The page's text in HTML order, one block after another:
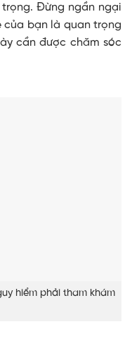
Đừng ngần ngại
của bạn là quan trọng
cần được chăm sóc
hiểm phải tham khám